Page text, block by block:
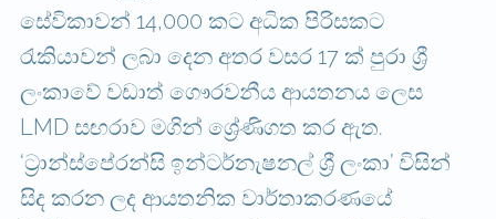
සේවිකාවන් 14,000 කට අධික පිරිසකට
රැකියාවන් ලබා දෙන අතර වසර 17 ක් පුරා ශ්‍රී
ලංකාවේ වඩාත් ගෞරවනීය ආයතනය ලෙස
LMD සඟරාව මගින් ශ්‍රේණිගත කර ඇත.
‘ට්‍රාන්ස්පේරන්සි ඉන්ටර්නැෂනල් ශ්‍රී ලංකා’ විසින්
සිද කරන ලද ආයතනික වාර්තාකරණයේ